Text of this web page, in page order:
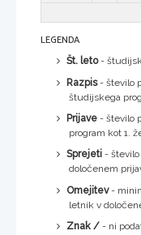
LEGENDA
Št. leto-
Razpis- število
študijskega
Prijave - število
program kot 1.
Sprejeti -
določenem
Omejitev-
letnik v
Znak / - ni